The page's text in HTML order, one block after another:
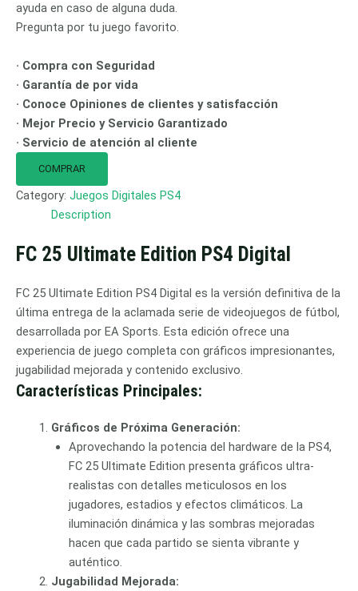
ayuda en caso de alguna duda.
Pregunta por tu juego favorito.
· Compra con Seguridad
· Garantía de por vida
· Conoce Opiniones de clientes y satisfacción
· Mejor Precio y Servicio Garantizado
· Servicio de atención al cliente
COMPRAR
Category: Juegos Digitales PS4
Description
FC 25 Ultimate Edition PS4 Digital
FC 25 Ultimate Edition PS4 Digital es la versión definitiva de la
última entrega de la aclamada serie de videojuegos de fútbol,
desarrollada por EA Sports. Esta edición ofrece una
experiencia de juego completa con gráficos impresionantes,
jugabilidad mejorada y contenido exclusivo.
Características Principales:
Gráficos de Próxima Generación:
Aprovechando la potencia del hardware de la PS4,
FC 25 Ultimate Edition presenta gráficos ultra-
realistas con detalles meticulosos en los
jugadores, estadios y efectos climáticos. La
iluminación dinámica y las sombras mejoradas
hacen que cada partido se sienta vibrante y
auténtico.
Jugabilidad Mejorada: